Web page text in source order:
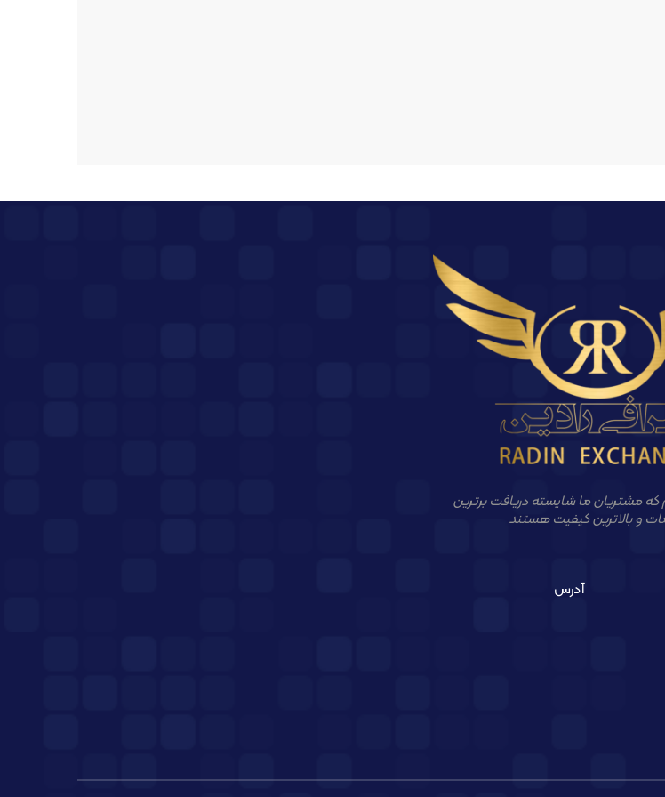
که مشتریان ما شایسته دریافت برترین
و بالاترین کیفیت هستند
آدرس